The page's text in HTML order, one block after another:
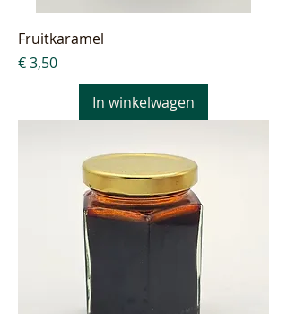
Fruitkaramel
Prijs
€ 3,50
In winkelwagen